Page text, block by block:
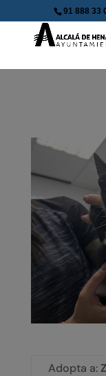
91 888 33
Adopta a: